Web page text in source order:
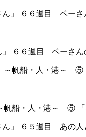
」 ６６週目 ベーさ
帆船・人・港～ ⑤ 「